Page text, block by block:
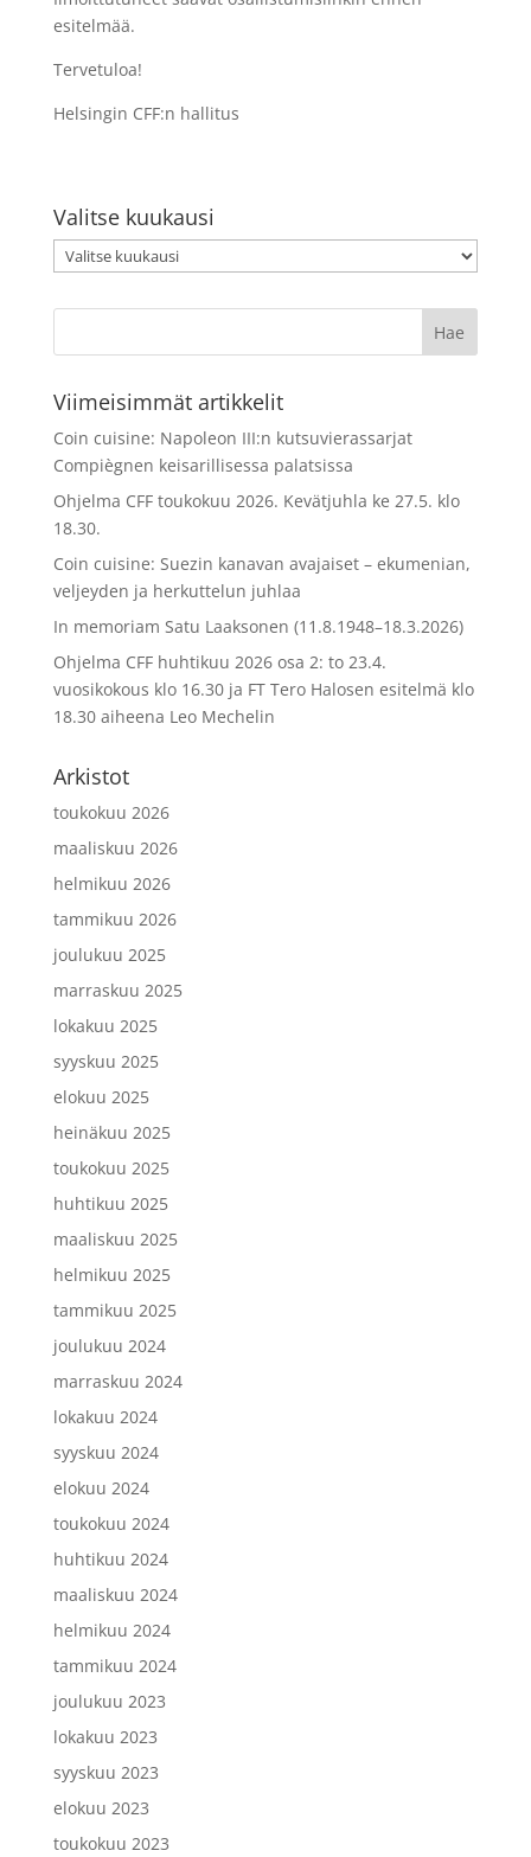
esitelmää.
Tervetuloa!
Helsingin CFF:n hallitus
Valitse kuukausi
Valitse
kuukausi
Viimeisimmät artikkelit
Coin cuisine: Napoleon III:n kutsuvierassarjat
Compiègnen keisarillisessa palatsissa
Ohjelma CFF toukokuu 2026. Kevätjuhla ke 27.5. klo
18.30.
Coin cuisine: Suezin kanavan avajaiset – ekumenian,
veljeyden ja herkuttelun juhlaa
In memoriam Satu Laaksonen (11.8.1948–18.3.2026)
Ohjelma CFF huhtikuu 2026 osa 2: to 23.4.
vuosikokous klo 16.30 ja FT Tero Halosen esitelmä klo
18.30 aiheena Leo Mechelin
Arkistot
toukokuu 2026
maaliskuu 2026
helmikuu 2026
tammikuu 2026
joulukuu 2025
marraskuu 2025
lokakuu 2025
syyskuu 2025
elokuu 2025
heinäkuu 2025
toukokuu 2025
huhtikuu 2025
maaliskuu 2025
helmikuu 2025
tammikuu 2025
joulukuu 2024
marraskuu 2024
lokakuu 2024
syyskuu 2024
elokuu 2024
toukokuu 2024
huhtikuu 2024
maaliskuu 2024
helmikuu 2024
tammikuu 2024
joulukuu 2023
lokakuu 2023
syyskuu 2023
elokuu 2023
toukokuu 2023